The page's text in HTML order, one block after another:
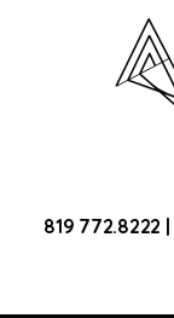
819 772.8222 |